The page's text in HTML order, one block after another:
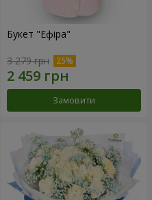
Букет "Ефіра"
3 279 грн
Замовити